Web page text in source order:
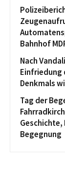
Bahnhof
Nach
Einfriedung
Denkmals
Tag der
Begegnung